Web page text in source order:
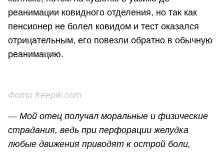
реанимации ковидного отделения, но так как
пенсионер не болел ковидом и тест оказался
отрицательным, его повезли обратно в обычную
реанимацию.
Фото freepik.com
— Мой отец получал моральные и физические
страдания, ведь при перфорации желудка
любые движения приводят к острой боли,